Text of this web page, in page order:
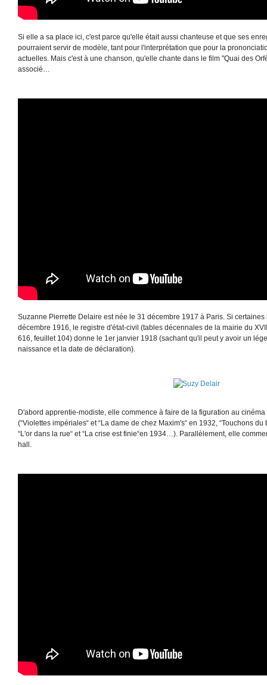
Si elle a sa place ici, c'est parce qu'elle était aussi chanteuse et que ses
pourraient servir de modèle, tant pour l'interprétation que pour la
actuelles. Mais c'est à une chanson, qu'elle chante dans le film "Quai des
associé…
Suzanne Pierrette Delaire est née le 31 décembre 1917 à Paris. Si
décembre 1916, le registre d'état-civil (tables décennales de la mairie du
616, feuillet 104) donne le 1er janvier 1918 (sachant qu'il peut y avoir un
naissance et la date de déclaration).
D'abord apprentie-modiste, elle commence à faire de la figuration au
(“Violettes impériales“ et “La dame de chez Maxim's“ en 1932, “Touchons du
“L'or dans la rue“ et “La crise est finie“en 1934…). Parallèlement, elle
hall.